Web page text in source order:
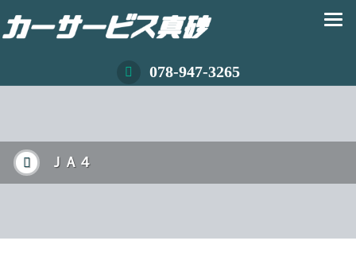
078-947-3265
ＪＡ４